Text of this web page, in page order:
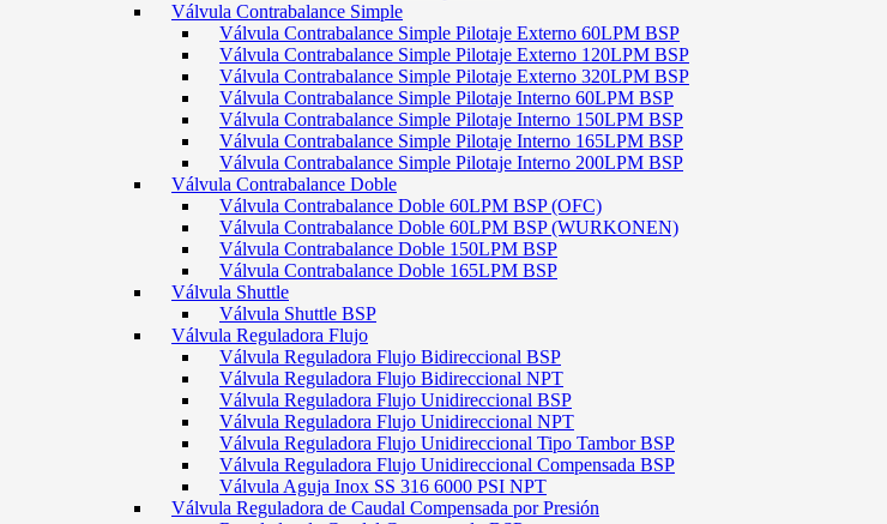
Válvula Contrabalance Simple
Válvula Contrabalance Simple Pilotaje Externo 60LPM BSP
Válvula Contrabalance Simple Pilotaje Externo 120LPM BSP
Válvula Contrabalance Simple Pilotaje Externo 320LPM BSP
Válvula Contrabalance Simple Pilotaje Interno 60LPM BSP
Válvula Contrabalance Simple Pilotaje Interno 150LPM BSP
Válvula Contrabalance Simple Pilotaje Interno 165LPM BSP
Válvula Contrabalance Simple Pilotaje Interno 200LPM BSP
Válvula Contrabalance Doble
Válvula Contrabalance Doble 60LPM BSP (OFC)
Válvula Contrabalance Doble 60LPM BSP (WURKONEN)
Válvula Contrabalance Doble 150LPM BSP
Válvula Contrabalance Doble 165LPM BSP
Válvula Shuttle
Válvula Shuttle BSP
Válvula Reguladora Flujo
Válvula Reguladora Flujo Bidireccional BSP
Válvula Reguladora Flujo Bidireccional NPT
Válvula Reguladora Flujo Unidireccional BSP
Válvula Reguladora Flujo Unidireccional NPT
Válvula Reguladora Flujo Unidireccional Tipo Tambor BSP
Válvula Reguladora Flujo Unidireccional Compensada BSP
Válvula Aguja Inox SS 316 6000 PSI NPT
Válvula Reguladora de Caudal Compensada por Presión